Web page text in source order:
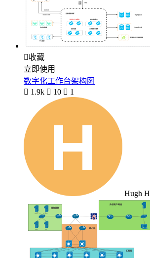
收藏
立即使用
数字化工作台架构图
 1.9k  10  1
Hugh H